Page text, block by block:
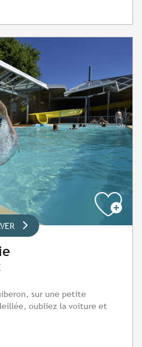
sur une petite
oubliez la voiture et